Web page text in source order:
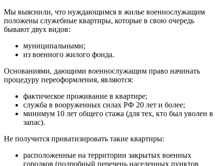
Мы выяснили, что нуждающимся в жилье военнослужащим
положены служебные квартиры, которые в свою очередь
бывают двух видов:
муниципальными;
из военного жилого фонда.
Основаниями, дающими военнослужащим право начинать
процедуру переоформления, являются:
фактическое проживание в квартире;
служба в вооруженных силах РФ 20 лет и более;
минимум 10 лет общего стажа (для тех, кто был уволен в
запас).
Не получится приватизировать такие квартиры:
расположенные на территории закрытых военных
городков (подробный перечень населенных пунктов